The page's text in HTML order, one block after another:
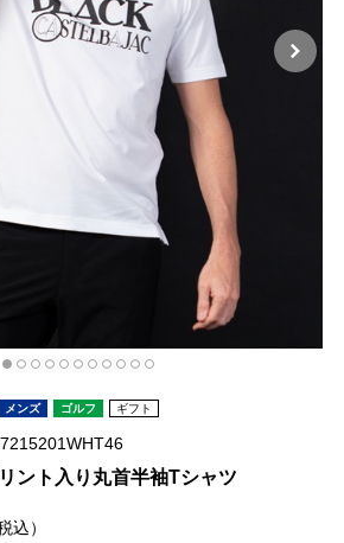
メンズ ゴルフ ギフト
ント入り丸首半袖Tシャツ
込）